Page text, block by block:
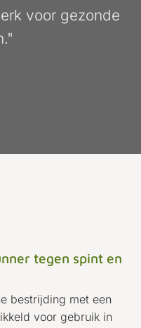
voor gezonde
tegen spint en
bestrijding met een
voor gebruik in